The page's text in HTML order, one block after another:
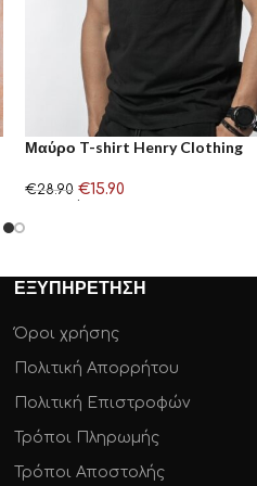
Μαύρο T-shirt Henry Clothing
€28.90 €15.90
ΕΞΥΠΗΡΕΤΗΣΗ
Όροι χρήσης
Πολιτική Απορρήτου
Πολιτική Επιστροφών
Τρόποι Πληρωμής
Τρόποι Αποστολής